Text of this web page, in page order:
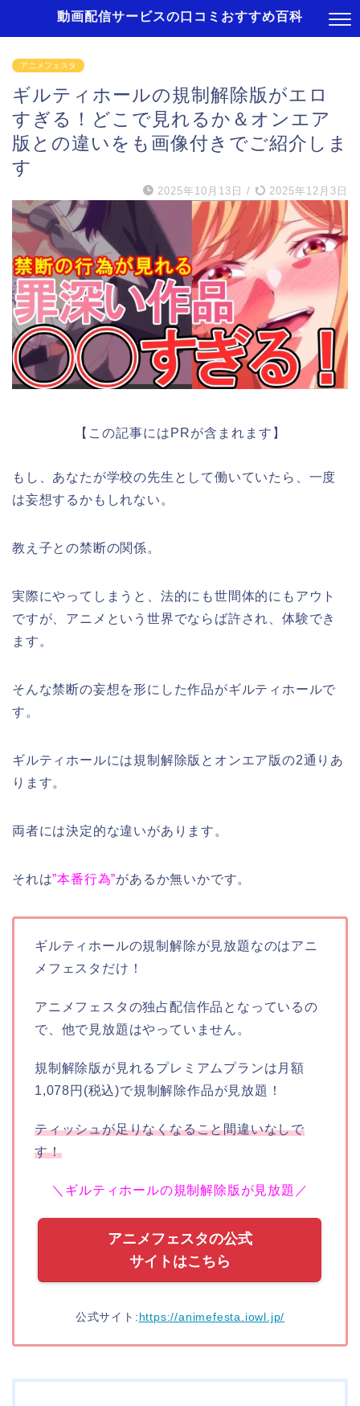
動画配信サービスの口コミおすすめ百科
アニメフェスタ
ギルティホールの規制解除版がエロ
すぎる！どこで見れるか＆オンエア
版との違いをも画像付きでご紹介しま
す
2025年10月13日 / 2025年12月3日
【この記事にはPRが含まれます】
もし、あなたが学校の先生として働いていたら、一度
は妄想するかもしれない。
教え子との禁断の関係。
実際にやってしまうと、法的にも世間体的にもアウト
ですが、アニメという世界でならば許され、体験でき
ます。
そんな禁断の妄想を形にした作品がギルティホールで
す。
ギルティホールには規制解除版とオンエア版の2通りあ
ります。
両者には決定的な違いがあります。
それは”本番行為”があるか無いかです。
ギルティホールの規制解除が見放題なのはアニ
メフェスタだけ！
アニメフェスタの独占配信作品となっているの
で、他で見放題はやっていません。
規制解除版が見れるプレミアムプランは月額
1,078円(税込)で規制解除作品が見放題！
ティッシュが足りなくなること間違いなしで
す！
＼ギルティホールの規制解除版が見放題／
アニメフェスタの公式
サイトはこちら
公式サイト:https://animefesta.iowl.jp/